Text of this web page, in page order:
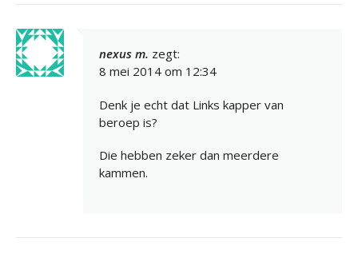
nexus m. zegt:
8 mei 2014 om 12:34
Denk je echt dat Links kapper van
beroep is?
Die hebben zeker dan meerdere
kammen.